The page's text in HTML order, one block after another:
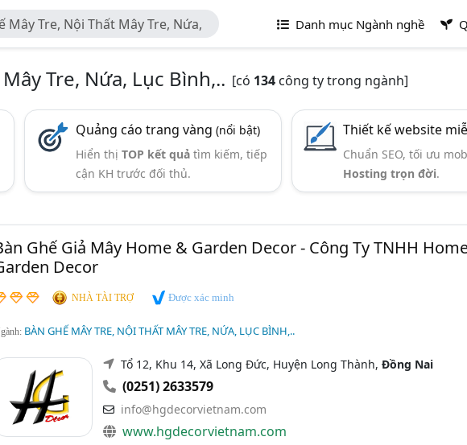
Mây Tre, Nội Thất Mây Tre, Nứa,
Danh mục Ngành nghề
Tre, Nứa, Lục Bình,.. [có 134 công ty trong ngành]
Quảng cáo trang vàng(nổi bật)
Hiển thịTOP kết quả tìm kiếm, tiếp
cận KH trước đối thủ.
Thiết kế website
Chuẩn SEO, tối ưu
Hosting trọn đời.
Ghế Giả Mây Home & Garden Decor - Công Ty TNHH
Decor
NHÀ TÀI TRỢ Được xác minh
BÀN GHẾ MÂY TRE, NỘI THẤT MÂY TRE, NỨA, LỤC BÌNH,..
Tổ 12, Khu 14, Xã Long Đức, Huyện Long Thành, Đồng Nai
(0251) 2633579
info@hgdecorvietnam.com
www.hgdecorvietnam.com